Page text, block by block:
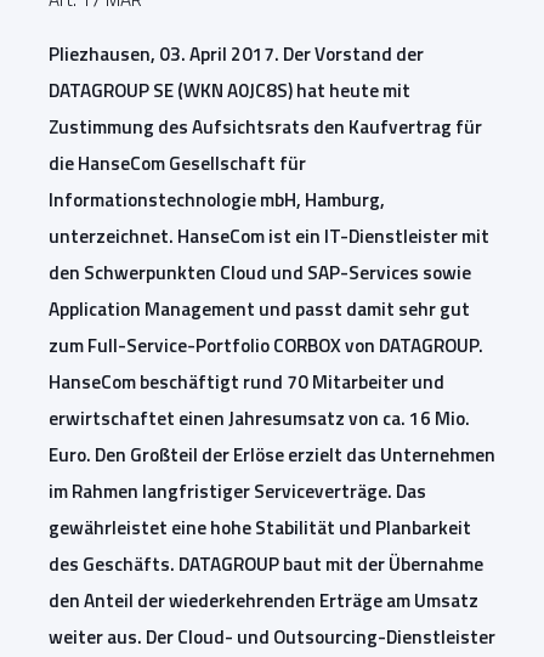
Pliezhausen, 03. April 2017. Der Vorstand der
DATAGROUP SE (WKN A0JC8S) hat heute mit
Zustimmung des Aufsichtsrats den Kaufvertrag für
die HanseCom Gesellschaft für
Informationstechnologie mbH, Hamburg,
unterzeichnet. HanseCom ist ein IT-Dienstleister mit
den Schwerpunkten Cloud und SAP-Services sowie
Application Management und passt damit sehr gut
zum Full-Service-Portfolio CORBOX von DATAGROUP.
HanseCom beschäftigt rund 70 Mitarbeiter und
erwirtschaftet einen Jahresumsatz von ca. 16 Mio.
Euro. Den Großteil der Erlöse erzielt das Unternehmen
im Rahmen langfristiger Serviceverträge. Das
gewährleistet eine hohe Stabilität und Planbarkeit
des Geschäfts. DATAGROUP baut mit der Übernahme
den Anteil der wiederkehrenden Erträge am Umsatz
weiter aus. Der Cloud- und Outsourcing-Dienstleister